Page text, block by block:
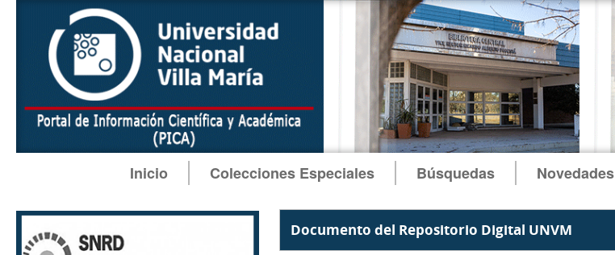
Inicio Colecciones Especiales Búsquedas Novedades
Documento del Repositorio Digital UNVM